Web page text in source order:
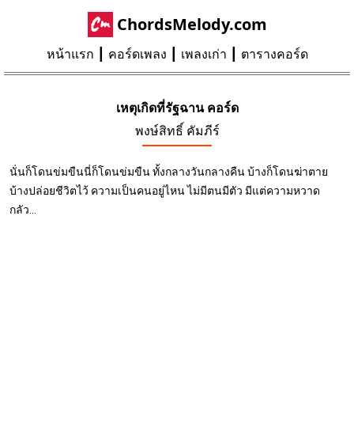
ChordsMelody.com
หน้าแรก คอร์ดเพลง เพลงเก่า ตารางคอร์ด
เหตุเกิดที่รัฐฉาน คอร์ด
พงษ์สิทธิ์ คัมภีร์
นั่นก็โดนข่มขืนนี่ก็โดนข่มขืน ทั้งกลางวันกลางคืน บ้างก็โดนฆ่าตาย
บ้างปล่อยชีวิตไว้ ความเป็นคนอยู่ไหน ไม่มีตนมีตัว มีแต่ความหวาด
กลัว...